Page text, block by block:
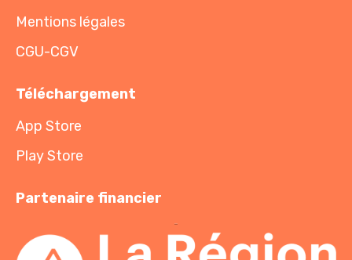
Mentions légales
CGU-CGV
Téléchargement
App Store
Play Store
Partenaire financier